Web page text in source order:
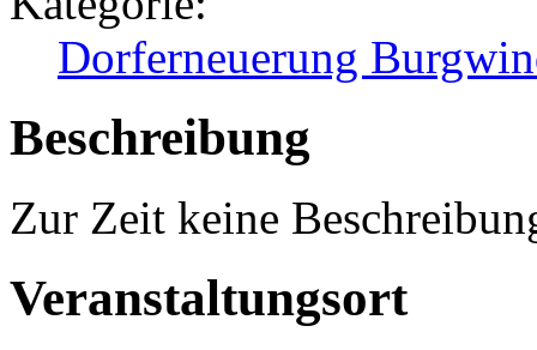
Dorferneuerung
Beschreibung
Zur Zeit keine
Veranstaltungsort